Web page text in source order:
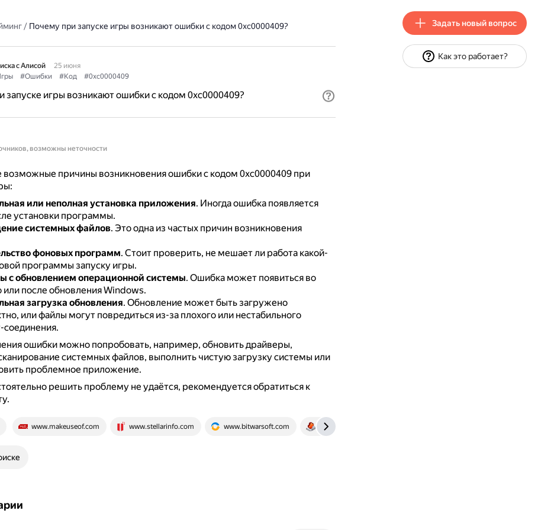
/ Почему при запуске игры возникают ошибки с кодом 0xc0000409?
с Алисой
25 июня
#Ошибки #Код #0xc0000409
запуске игры возникают ошибки с кодом 0xc0000409?
возможны неточности
возможные причины возникновения ошибки с кодом 0xc0000409 при
или неполная установка приложения. Иногда ошибка появляется
установки программы.
системных файлов. Это одна из частых причин возникновения
фоновых программ. Стоит проверить, не мешает ли работа какой-
программы запуску игры.
с обновлением операционной системы. Ошибка может появиться во
или после обновления Windows.
загрузка обновления. Обновление может быть загружено
или файлы могут повредиться из-за плохого или нестабильного
соединения.
ошибки можно попробовать, например, обновить драйверы,
системных файлов, выполнить чистую загрузку системы или
проблемное приложение.
решить проблему не удаётся, рекомендуется обратиться к
www.makeuseof.com www.stellarinfo.com www.bitwarsoft.com www.diskinternals.com
Задать новый вопрос
Как это работает?